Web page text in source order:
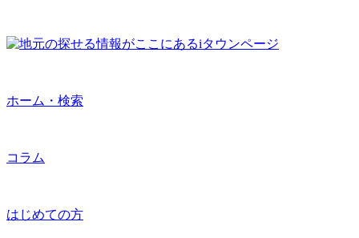
ホーム・検索
コラム
はじめての方